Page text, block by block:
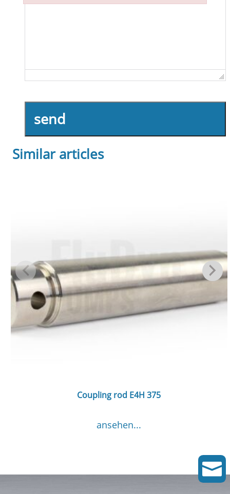
send
Similar articles
Coupling rod E4H 375
ansehen...

Failed to initialize plugin: wplink